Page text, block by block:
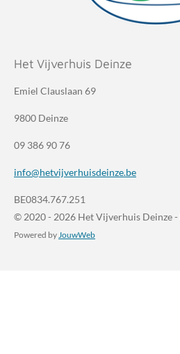
Het Vijverhuis Deinze
Emiel Clauslaan 69
9800 Deinze
09 386 90 76
info@hetvijverhuisdeinze.be
BE0834.767.251
© 2020 - 2026 Het Vijverhuis Deinze -
Powered by JouwWeb